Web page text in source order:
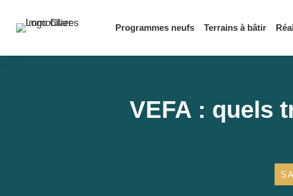
Programmes neufs Terrains à bâtir
VEFA : quels